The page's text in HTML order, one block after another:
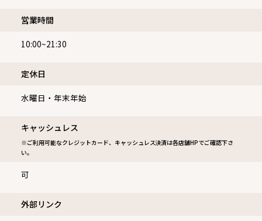
営業時間
10:00~21:30
定休⽇
水曜日・年末年始
キャッシュレス
※ご利用可能なクレジットカード、キャッシュレス決済は各店舗HPでご確認下さ
い。
可
外部リンク